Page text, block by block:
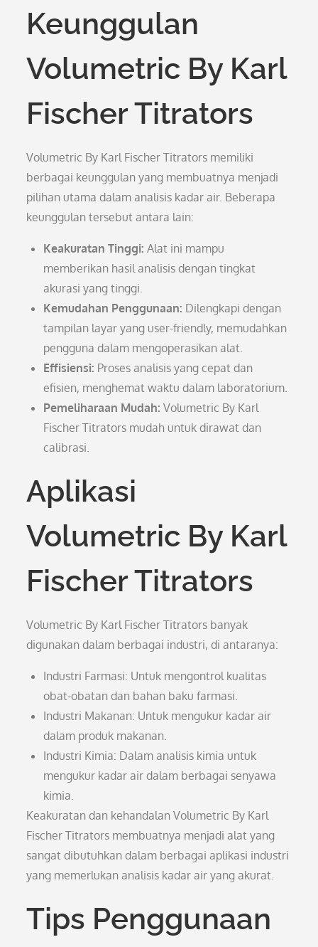
Keunggulan
Volumetric By Karl
Fischer Titrators
Volumetric By Karl Fischer Titrators memiliki
berbagai keunggulan yang membuatnya menjadi
pilihan utama dalam analisis kadar air. Beberapa
keunggulan tersebut antara lain:
Keakuratan Tinggi: Alat ini mampu
memberikan hasil analisis dengan tingkat
akurasi yang tinggi.
Kemudahan Penggunaan: Dilengkapi dengan
tampilan layar yang user-friendly, memudahkan
pengguna dalam mengoperasikan alat.
Effisiensi: Proses analisis yang cepat dan
efisien, menghemat waktu dalam laboratorium.
Pemeliharaan Mudah: Volumetric By Karl
Fischer Titrators mudah untuk dirawat dan
calibrasi.
Aplikasi
Volumetric By Karl
Fischer Titrators
Volumetric By Karl Fischer Titrators banyak
digunakan dalam berbagai industri, di antaranya:
Industri Farmasi: Untuk mengontrol kualitas
obat-obatan dan bahan baku farmasi.
Industri Makanan: Untuk mengukur kadar air
dalam produk makanan.
Industri Kimia: Dalam analisis kimia untuk
mengukur kadar air dalam berbagai senyawa
kimia.
Keakuratan dan kehandalan Volumetric By Karl
Fischer Titrators membuatnya menjadi alat yang
sangat dibutuhkan dalam berbagai aplikasi industri
yang memerlukan analisis kadar air yang akurat.
Tips Penggunaan